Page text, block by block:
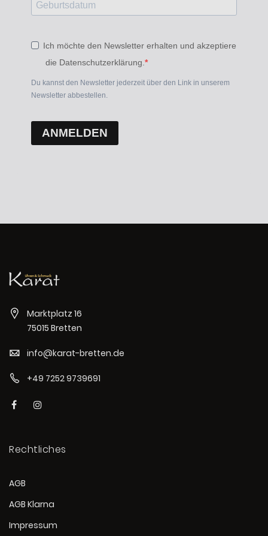
Ich möchte den Newsletter erhalten und akzeptiere
die Datenschutzerklärung.
Du kannst den Newsletter jederzeit über den Link in unserem
Newsletter abbestellen.
ANMELDEN
Marktplatz 16
75015 Bretten
info@karat-bretten.de
+49 7252 9739691
Rechtliches
AGB
AGB Klarna
Impressum